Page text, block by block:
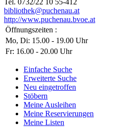
bibliothek@puchenau.at
http://www.puchenau.bvoe.at
Öffnungszeiten :
Mo, Di: 15.00 - 19.00 Uhr
Fr: 16.00 - 20.00 Uhr
Einfache Suche
Erweiterte Suche
Neu eingetroffen
Stöbern
Meine Ausleihen
Meine Reservierungen
Meine Listen